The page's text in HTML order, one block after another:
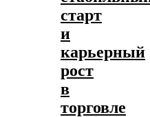
старт
и
карьерный
рост
в
торговле